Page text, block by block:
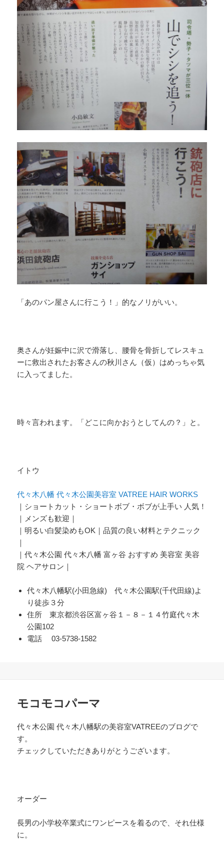
「あのパン屋さんに行こう！」的なノリがいい。
奥さんが妊娠中に沢で滑落し、腰骨を骨折してレスキュ
ーに救出されたお客さんの秋川さん（仮）はめっちゃ気
に入ってました。
時々言われます。「どこに向かおうとしてんの？」と。
イトウ
代々木八幡 代々木公園美容室 VATREE HAIR WORKS
｜ショートカット・ショートボブ・ボブが上手い 人気！
｜メンズも歓迎｜
｜明るい白髪染めもOK｜品質の良い材料とテクニック
｜
｜代々木公園 代々木八幡 富ヶ谷 おすすめ 美容室 美容
院 ヘアサロン｜
代々木八幡駅(小田急線) 代々木公園駅(千代田線)よ
り徒歩３分
住所 東京都渋谷区富ヶ谷１－８－１４竹庭代々木
公園102
電話 03-5738-1582
モコモコパーマ
代々木公園 代々木八幡駅の美容室VATREEのブログで
す。
チェックしていただきありがとうございます。
オーダー
長男の小学校卒業式にワンピースを着るので、それ仕様
に。